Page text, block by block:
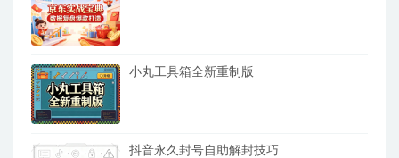
小丸工具箱全新重制版
抖音永久封号自助解封技巧